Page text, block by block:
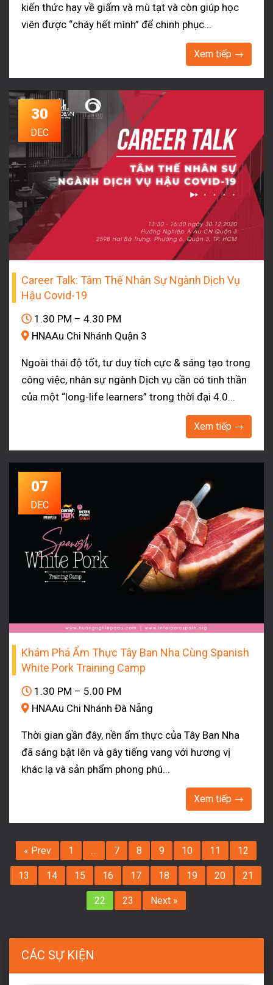
kiến thức hay về giấm và mù tạt và còn giúp học
viên được “cháy hết mình” để chinh phục...
Xem tiếp →
30
DEC
Career Talk: Tâm Thế Nhân Sự Ngành Dịch Vụ
Hậu Covid-19
1.30 PM – 4.30 PM
HNAAu Chi Nhánh Quận 3
Ngoài thái độ tốt, tư duy tích cực & sáng tạo trong
công việc, nhân sự ngành Dịch vụ cần có tinh thần
của một “long-life learners” trong thời đại 4.0...
Xem tiếp →
07
DEC
Khám Phá Ẩm Thực Tây Ban Nha Cùng Spanish
White Pork Training Camp
1.30 PM – 5.00 PM
HNAAu Chi Nhánh Đà Nẵng
Thời gian gần đây, nền ẩm thực của Tây Ban Nha
đã sáng bật lên và gây tiếng vang với hương vị
khác lạ và sản phẩm phong phú...
Xem tiếp →
« Prev 1 … 7 8 9 10 11 12
13 14 15 16 17 18 19 20 21
22 23 Next »
CÁC SỰ KIỆN